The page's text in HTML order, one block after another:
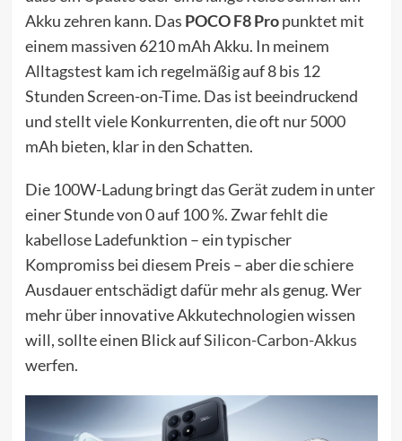
Akku zehren kann. Das POCO F8 Propunktet mit
einem massiven 6210 mAh Akku. In meinem
Alltagstest kam ich regelmäßig auf 8 bis 12
Stunden Screen-on-Time. Das ist beeindruckend
und stellt viele Konkurrenten, die oft nur 5000
mAh bieten, klar in den Schatten.
Die 100W-Ladung bringt das Gerät zudem in unter
einer Stunde von 0 auf 100 %. Zwar fehlt die
kabellose Ladefunktion – ein typischer
Kompromiss bei diesem Preis – aber die schiere
Ausdauer entschädigt dafür mehr als genug. Wer
mehr über innovative Akkutechnologien wissen
will, sollte einen Blick aufSilicon-Carbon-Akkus
werfen.